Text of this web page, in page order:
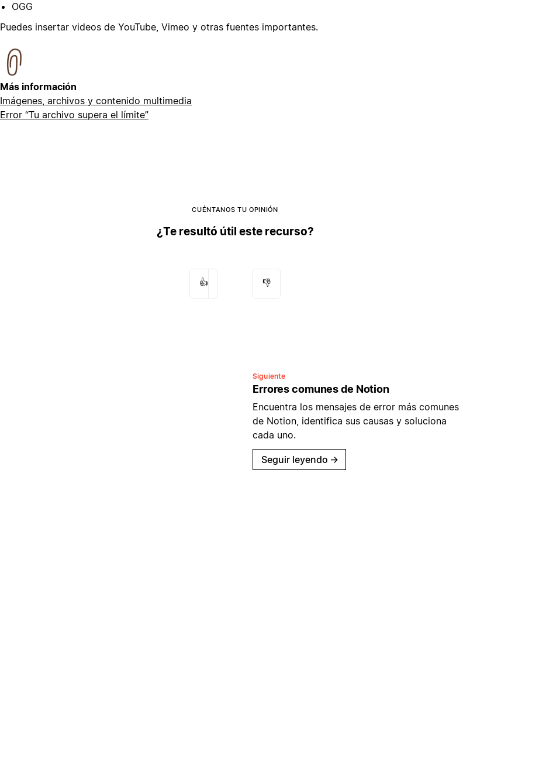
OGG
Puedes insertar videos de YouTube, Vimeo y otras fuentes importantes.
Más información
Imágenes, archivos y contenido multimedia
Error “Tu archivo supera el límite”
CUÉNTANOS TU OPINIÓN
¿Te resultó útil este recurso?
👍 👎
Siguiente
Errores comunes de Notion
Encuentra los mensajes de error más comunes
de Notion, identifica sus causas y soluciona
cada uno.
Seguir leyendo →